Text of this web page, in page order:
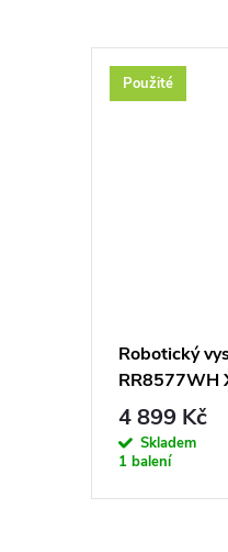
Použité
Robotický
RR8577WH
Animal &
HEPA
4 899 Kč
Skladem
1 balení